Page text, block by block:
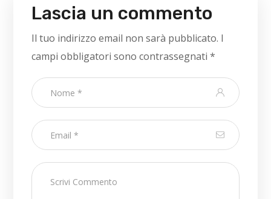
Lascia un commento
Il tuo indirizzo email non sarà pubblicato. I
campi obbligatori sono contrassegnati*